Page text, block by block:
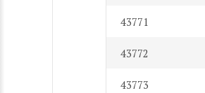
43771
43772
43773